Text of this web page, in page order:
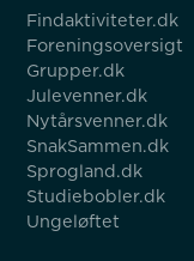
Findaktiviteter.dk
Foreningsoversigt
Grupper.dk
Julevenner.dk
Nytårsvenner.dk
SnakSammen.dk
Sprogland.dk
Studiebobler.dk
Ungeløftet